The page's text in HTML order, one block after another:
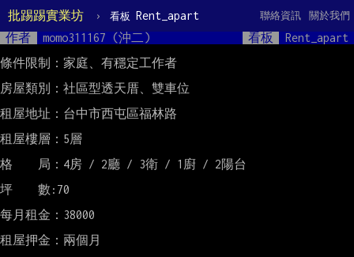
批踢踢實業坊 › 看板 Rent_apart 關於我們
聯絡資訊
作者 momo311167 (沖二) 看板
Rent_apart
條件限制：家庭、有穩定工作者
房屋類別：社區型透天厝、雙車位
租屋地址：台中市西屯區福林路
租屋樓層：5層
格    局：4房 / 2廳 / 3衛 / 1廚 / 2陽台
坪　　數:70
每月租金：38000
租屋押金：兩個月